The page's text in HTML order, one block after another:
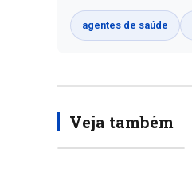
agentes de saúde
Veja também